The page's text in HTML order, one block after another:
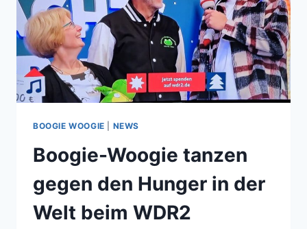
WILLICH
BOOGIE WOOGIE NEWS
Boogie-Woogie tanzen
gegen den Hunger in der
Welt beim WDR2